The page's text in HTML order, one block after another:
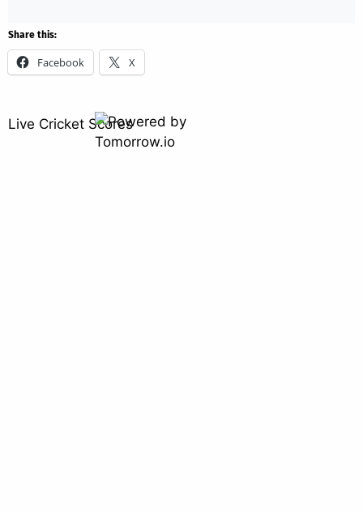
Share this:
Facebook X
Live Cricket Scores